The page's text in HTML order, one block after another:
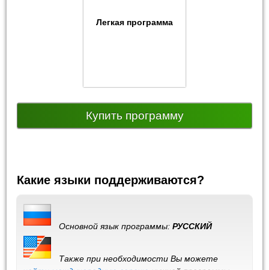
Легкая программа
Купить программу
Какие языки поддерживаются?
Основной язык программы:РУССКИЙ
Также при необходимости Вы можете